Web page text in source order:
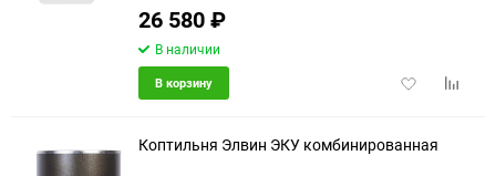
26 580₽
В наличии
Добавить
В корзину
Коптильня Элвин ЭКУ комбинированная